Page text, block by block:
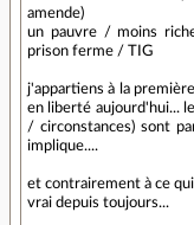
amende)
un pauvre / moins
prison ferme / TIG
j'appartiens à la
en liberté aujourd'hui...
/ circonstances) sont
implique....
et contrairement à ce
vrai depuis toujours...